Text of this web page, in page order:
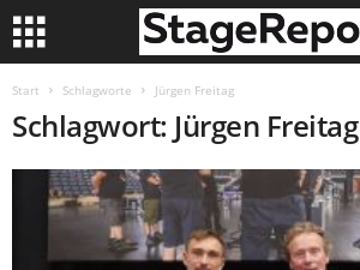
Start Schlagworte Jürgen Freitag
Schlagwort: Jürgen Freitag